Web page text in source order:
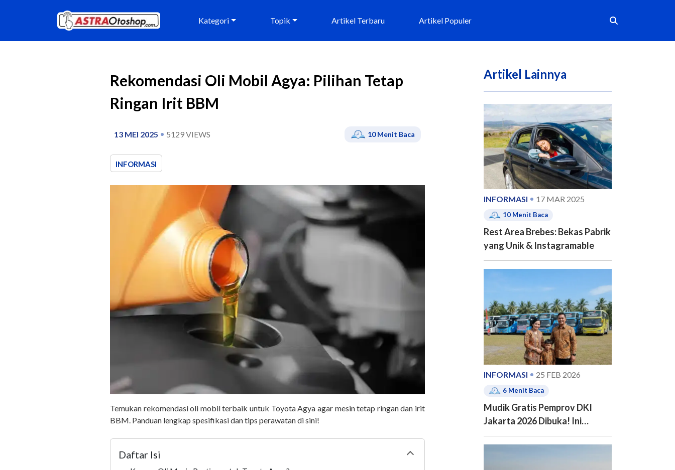
Kategori Topik Artikel Terbaru Artikel Populer
Rekomendasi Oli Mobil Agya: Pilihan Tetap
Ringan Irit BBM
13 MEI 2025 5129VIEWS 10Menit Baca
INFORMASI
Temukan rekomendasi oli mobil terbaik untuk Toyota Agya agar mesin tetap ringan dan irit
BBM. Panduan lengkap spesifikasi dan tips perawatan di sini!
Daftar Isi
Artikel Lainnya
INFORMASI 17 MAR 2025
10 Menit Baca
Rest Area Brebes: Bekas Pabrik
yang Unik & Instagramable
INFORMASI 25 FEB 2026
6 Menit Baca
Mudik Gratis Pemprov DKI
Jakarta 2026 Dibuka! Ini
Jadwal, 20 Kota Tujuan dan
Cara Pendaftarannya